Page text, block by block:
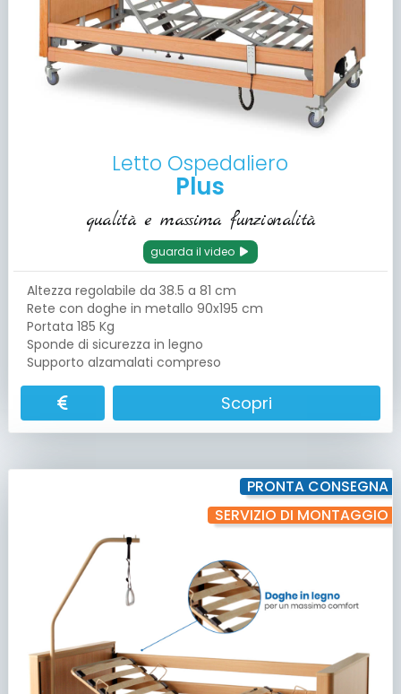
Letto Ospedaliero
Plus
qualità e massima funzionalità
guarda il video
Altezza regolabile da 38.5 a 81 cm
Rete con doghe in metallo 90x195 cm
Portata 185 Kg
Sponde di sicurezza in legno
Supporto alzamalati compreso
Scopri
PRONTA CONSEGNA
SERVIZIO DI MONTAGGIO